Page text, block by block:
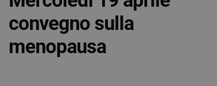
convegno sulla
menopausa